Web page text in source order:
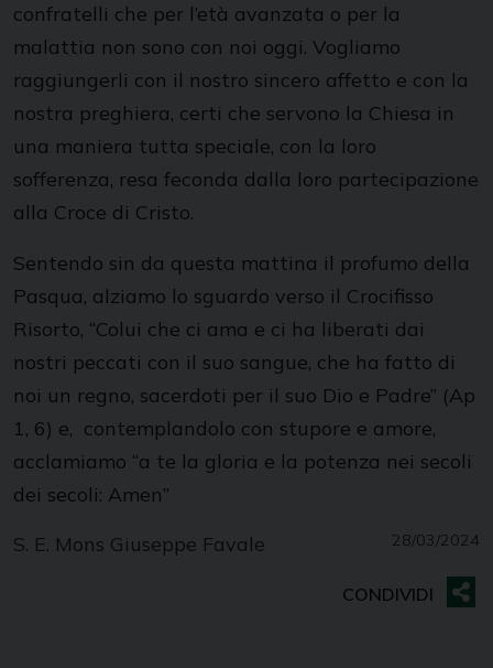
confratelli che per l’età avanzata o per la
malattia non sono con noi oggi. Vogliamo
raggiungerli con il nostro sincero affetto e con la
nostra preghiera, certi che servono la Chiesa in
una maniera tutta speciale, con la loro
sofferenza, resa feconda dalla loro partecipazione
alla Croce di Cristo.
Sentendo sin da questa mattina il profumo della
Pasqua, alziamo lo sguardo verso il Crocifisso
Risorto, “Colui che ci ama e ci ha liberati dai
nostri peccati con il suo sangue, che ha fatto di
noi un regno, sacerdoti per il suo Dio e Padre” (Ap
1, 6) e, contemplandolo con stupore e amore,
acclamiamo “a te la gloria e la potenza nei secoli
dei secoli: Amen”
28/03/2024
S. E. Mons Giuseppe Favale